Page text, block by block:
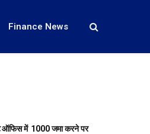
Finance News
ऑफिस में ₹ 1000 जमा करने पर